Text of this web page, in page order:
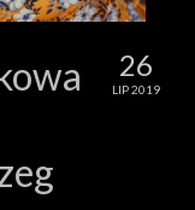
26
LIP 2019